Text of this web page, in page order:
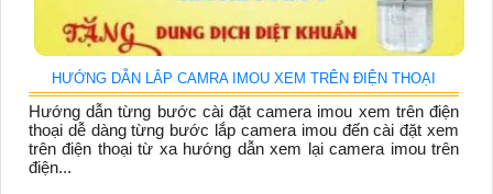
HƯỚNG DẪN LẮP CAMRA IMOU XEM TRÊN ĐIỆN THOẠI
Hướng dẫn từng bước cài đặt camera imou xem trên điện
thoại dễ dàng từng bước lắp camera imou đến cài đặt xem
trên điện thoại từ xa hướng dẫn xem lại camera imou trên
điện...